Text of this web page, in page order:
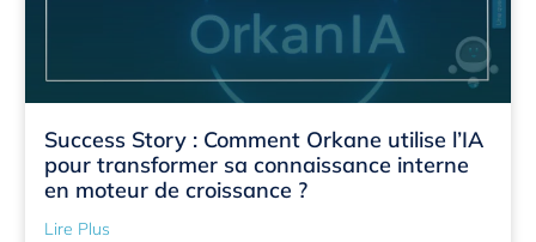
Success Story : Comment Orkane utilise l’IA
pour transformer sa connaissance interne
en moteur de croissance ?
Lire Plus